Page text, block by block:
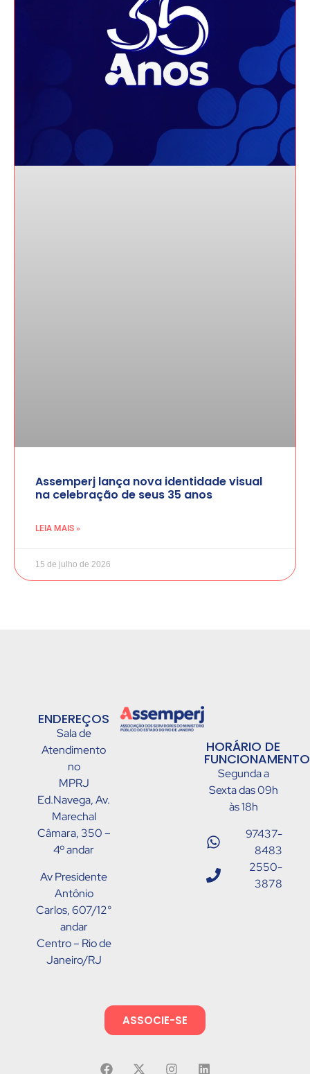
Assemperj lança nova identidade visual
na celebração de seus 35 anos
LEIA MAIS »
15 de julho de 2026
ENDEREÇOS
Sala de
Atendimento
no
MPRJ
Ed.Navega, Av.
Marechal
Câmara, 350 –
4º andar
Av Presidente
Antônio
Carlos, 607/12°
andar
Centro – Rio de
Janeiro/RJ
HORÁRIO DE
Segunda a
Sexta das 09h
às 18h
97437-
8483
2550-
3878
ASSOCIE-SE